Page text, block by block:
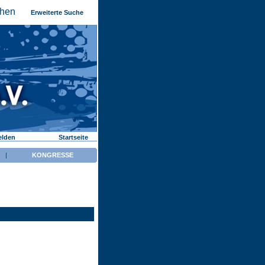
Erweiterte Suche
Startseite
|
KONGRESSE